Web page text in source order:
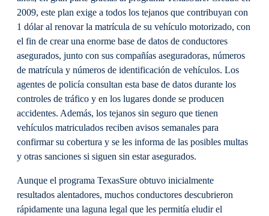
2009, este plan exige a todos los tejanos que contribuyan con
1 dólar al renovar la matrícula de su vehículo motorizado, con
el fin de crear una enorme base de datos de conductores
asegurados, junto con sus compañías aseguradoras, números
de matrícula y números de identificación de vehículos. Los
agentes de policía consultan esta base de datos durante los
controles de tráfico y en los lugares donde se producen
accidentes. Además, los tejanos sin seguro que tienen
vehículos matriculados reciben avisos semanales para
confirmar su cobertura y se les informa de las posibles multas
y otras sanciones si siguen sin estar asegurados.
Aunque el programa TexasSure obtuvo inicialmente
resultados alentadores, muchos conductores descubrieron
rápidamente una laguna legal que les permitía eludir el